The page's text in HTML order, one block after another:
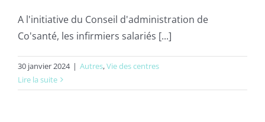
A l'initiative du Conseil d'administration de
Co'santé, les infirmiers salariés [...]
30 janvier 2024 | Autres,Vie des centres
Lire la suite